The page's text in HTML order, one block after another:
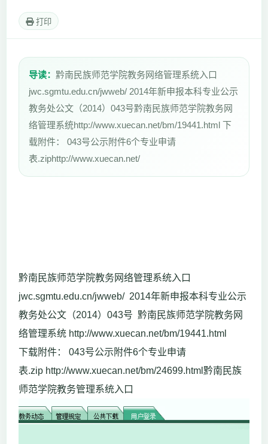
打印
导读： 黔南民族师范学院教务网络管理系统入口
jwc.sgmtu.edu.cn/jwweb/ 2014年新申报本科专业公示
教务处公文（2014）043号黔南民族师范学院教务网
络管理系统http://www.xuecan.net/bm/19441.html 下
载附件： 043号公示附件6个专业申请
表.ziphttp://www.xuecan.net/
黔南民族师范学院教务网络管理系统入口
jwc.sgmtu.edu.cn/jwweb/ 2014年新申报本科专业公示
教务处公文（2014）043号 黔南民族师范学院教务网
络管理系统 http://www.xuecan.net/bm/19441.html
下载附件： 043号公示附件6个专业申请
表.zip http://www.xuecan.net/bm/24699.html黔南民族
师范学院教务管理系统入口